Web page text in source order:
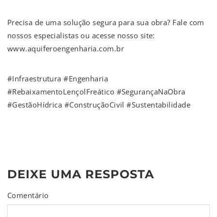
Precisa de uma solução segura para sua obra? Fale com
nossos especialistas ou acesse nosso site:
www.aquiferoengenharia.com.br
#Infraestrutura #Engenharia
#RebaixamentoLençolFreático #SegurançaNaObra
#GestãoHídrica #ConstruçãoCivil #Sustentabilidade
DEIXE UMA RESPOSTA
Comentário